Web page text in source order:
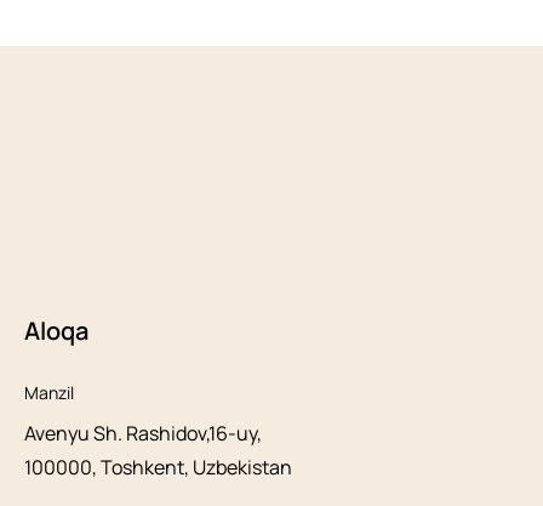
Aloqa
Manzil
Avenyu Sh. Rashidov,16-uy,
100000, Toshkent, Uzbekistan